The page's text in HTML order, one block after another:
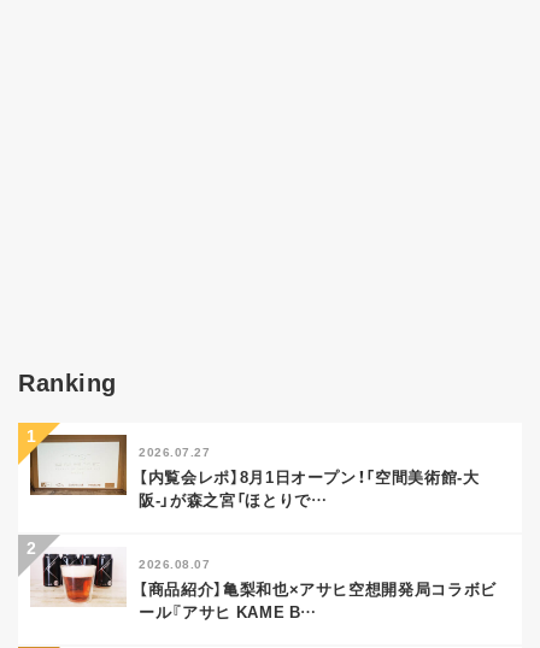
Ranking
2026.07.27
【内覧会レポ】8月1日オープン！「空間美術館-大
阪-」が森之宮「ほとりで…
2026.08.07
【商品紹介】亀梨和也×アサヒ空想開発局コラボビ
ール『アサヒ KAME B…